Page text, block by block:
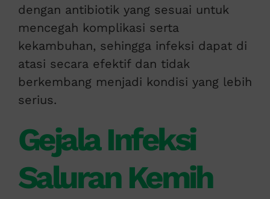
dengan antibiotik yang sesuai untuk
mencegah komplikasi serta
kekambuhan, sehingga infeksi dapat di
atasi secara efektif dan tidak
berkembang menjadi kondisi yang lebih
serius.
Gejala Infeksi
Saluran Kemih